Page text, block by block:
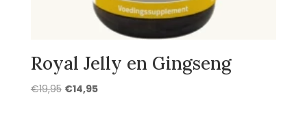
Royal Jelly en Gingseng
€19,95 Oorspronkelijke
€14,95Huidige